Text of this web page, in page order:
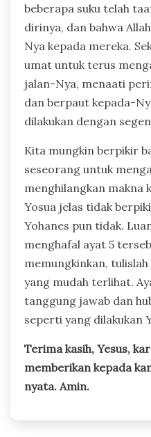
beberapa suku telah
dirinya, dan bahwa
Nya kepada mereka.
umat untuk terus
jalan-Nya, menaati
dan berpaut kepada-
dilakukan dengan
Kita mungkin berpikir
seseorang untuk
menghilangkan makna
Yosua jelas tidak
Yohanes pun tidak.
menghafal ayat 5
memungkinkan,
yang mudah terlihat.
tanggung jawab dan
seperti yang dilakukan
Terima kasih, Yesus,
memberikan kepada
nyata. Amin.